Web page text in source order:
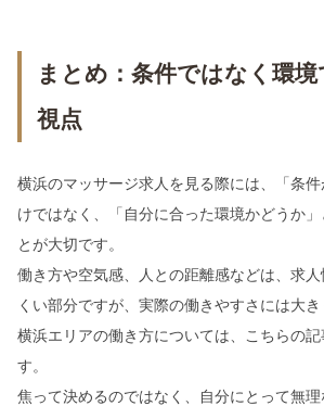
まとめ：条件ではなく環境
視点
横浜のマッサージ求人を見る際には、「条
けではなく、「自分に合った環境かどうか」
とが大切です。
働き方や空気感、人との距離感などは、求
くい部分ですが、実際の働きやすさには大き
横浜エリアの働き方については、こちらの記
す。
焦って決めるのではなく、自分にとって無